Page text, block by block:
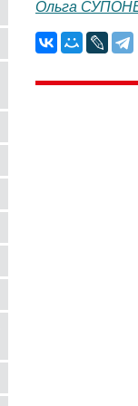
Ольга